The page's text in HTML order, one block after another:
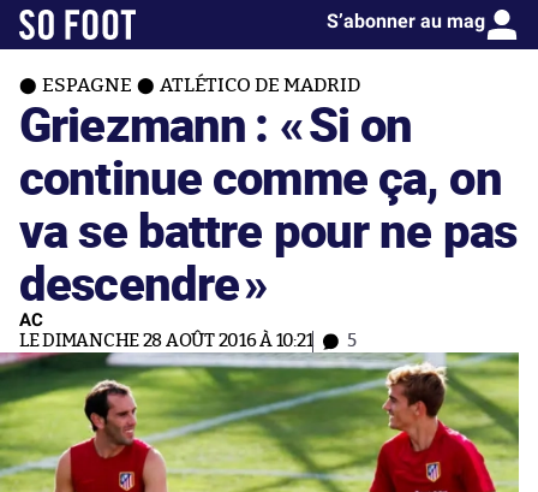
S’abonner au mag
ESPAGNE ATLÉTICO DE MADRID
Griezmann : «Si on
continue comme ça, on
va se battre pour ne pas
descendre»
AC
LE DIMANCHE 28 AOÛT 2016 À 10:21 5